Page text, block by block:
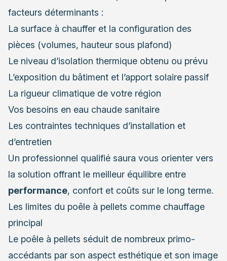
facteurs déterminants :
La surface à chauffer et la configuration des
pièces (volumes, hauteur sous plafond)
Le niveau d’isolation thermique obtenu ou prévu
L’exposition du bâtiment et l’apport solaire passif
La rigueur climatique de votre région
Vos besoins en eau chaude sanitaire
Les contraintes techniques d’installation et
d’entretien
Un professionnel qualifié saura vous orienter vers
la solution offrant le meilleur équilibre entre
performance, confort et coûts sur le long terme.
Les limites du poêle à pellets comme chauffage
principal
Le poêle à pellets séduit de nombreux primo-
accédants par son aspect esthétique et son image